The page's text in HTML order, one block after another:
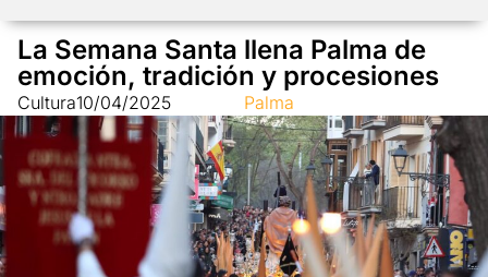
La Semana Santa llena Palma de
emoción, tradición y procesiones
Cultura10/04/2025 Palma